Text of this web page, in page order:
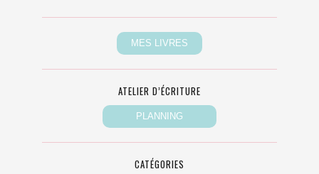
ATELIER D’ÉCRITURE
CATÉGORIES